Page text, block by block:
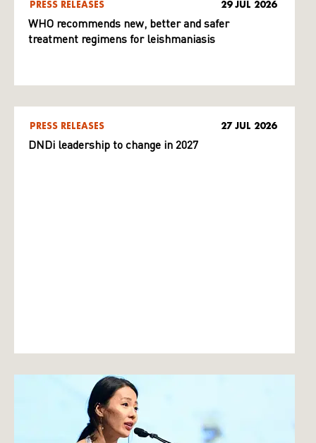
PRESS RELEASES 29 JUL 2026
WHO recommends new, better and safer
treatment regimens for leishmaniasis
PRESS RELEASES 27 JUL 2026
DNDi leadership to change in 2027